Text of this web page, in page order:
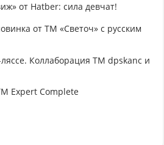
от Hatber: сила девчат!
от ТМ «Светоч» с русским
Коллаборация TM dpskanc и
Expert Complete